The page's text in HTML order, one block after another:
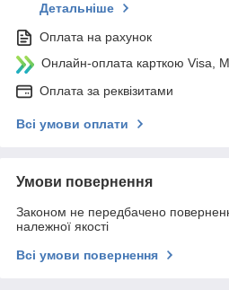
Детальніше
Оплата на рахунок
Онлайн-оплата карткою Visa,
Оплата за реквізитами
Всі умови оплати
Умови повернення
Законом не передбачено
належної якості
Всі умови повернення